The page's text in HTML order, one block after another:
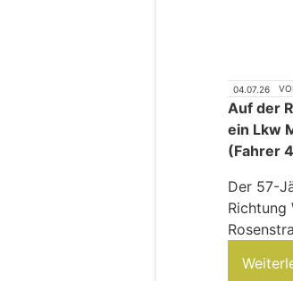
04.07.26
Auf der
ein Lkw
(Fahrer
Der 57-
Richtung